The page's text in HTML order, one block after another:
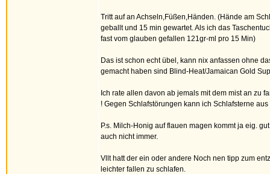
Tritt auf an Achseln,Füßen,Händen. (Hände am
geballt und 15 min gewartet. Als ich das
fast vom glauben gefallen 121gr-ml pro 15 Min)
Das ist schon echt übel, kann nix anfassen ohne
gemacht haben sind Blind-Heat/Jamaican Gold
Ich rate allen davon ab jemals mit dem mist an zu
! Gegen Schlafstörungen kann ich Schlafsterne
P.s. Milch-Honig auf flauen magen kommt ja eig.
auch nicht immer.
Vllt hatt der ein oder andere Noch nen tipp zum
leichter fallen zu schlafen.